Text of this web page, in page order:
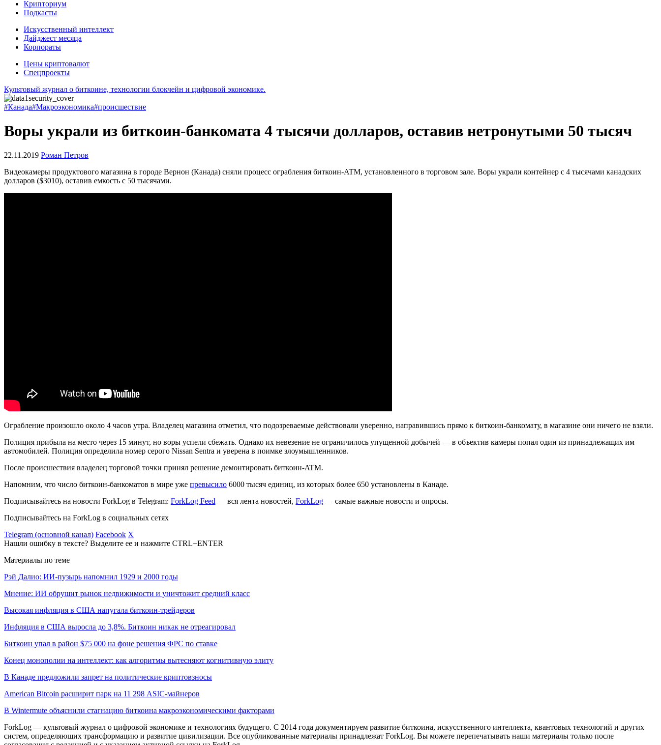
Крипториум
Подкасты
Искусственный интеллект
Дайджест месяца
Корпораты
Цены криптовалют
Спецпроекты
Культовый журнал о биткоине, технологии блокчейн и цифровой экономике.
#Канада#Макроэкономика#происшествие
Воры украли из биткоин-банкомата 4 тысячи долларов, оставив нетронутыми 50 тысяч
22.11.2019 Роман Петров
Видеокамеры продуктового магазина в городе Вернон (Канада) сняли процесс ограбления биткоин-ATM, установленного в торговом зале. Воры украли контейнер с 4 тысячами канадских
долларов ($3010), оставив емкость с 50 тысячами.
Ограбление произошло около 4 часов утра. Владелец магазина отметил, что подозреваемые действовали уверенно, направившись прямо к биткоин-банкомату, в магазине они ничего не взяли.
Полиция прибыла на место через 15 минут, но воры успели сбежать. Однако их невезение не ограничилось упущенной добычей — в объектив камеры попал один из принадлежащих им
автомобилей. Полиция определила номер серого Nissan Sentra и уверена в поимке злоумышленников.
После происшествия владелец торговой точки принял решение демонтировать биткоин-ATM.
Напомним, что число биткоин-банкоматов в мире уже превысило 6000 тысяч единиц, из которых более 650 установлены в Канаде.
Подписывайтесь на новости ForkLog в Telegram: ForkLog Feed — вся лента новостей, ForkLog — самые важные новости и опросы.
Подписывайтесь на ForkLog в социальных сетях
Telegram (основной канал) Facebook X
Нашли ошибку в тексте? Выделите ее и нажмите CTRL+ENTER
Материалы по теме
Рэй Далио: ИИ-пузырь напомнил 1929 и 2000 годы
Мнение: ИИ обрушит рынок недвижимости и уничтожит средний класс
Высокая инфляция в США напугала биткоин-трейдеров
Инфляция в США выросла до 3,8%. Биткоин никак не отреагировал
Биткоин упал в район $75 000 на фоне решения ФРС по ставке
Конец монополии на интеллект: как алгоритмы вытесняют когнитивную элиту
В Канаде предложили запрет на политические криптовзносы
American Bitcoin расширит парк на 11 298 ASIC-майнеров
В Wintermute объяснили стагнацию биткоина макроэкономическими факторами
ForkLog — культовый журнал о цифровой экономике и технологиях будущего. С 2014 года документируем развитие биткоина, искусственного интеллекта, квантовых технологий и других
систем, определяющих трансформацию и развитие цивилизации. Все опубликованные материалы принадлежат ForkLog. Вы можете перепечатывать наши материалы только после